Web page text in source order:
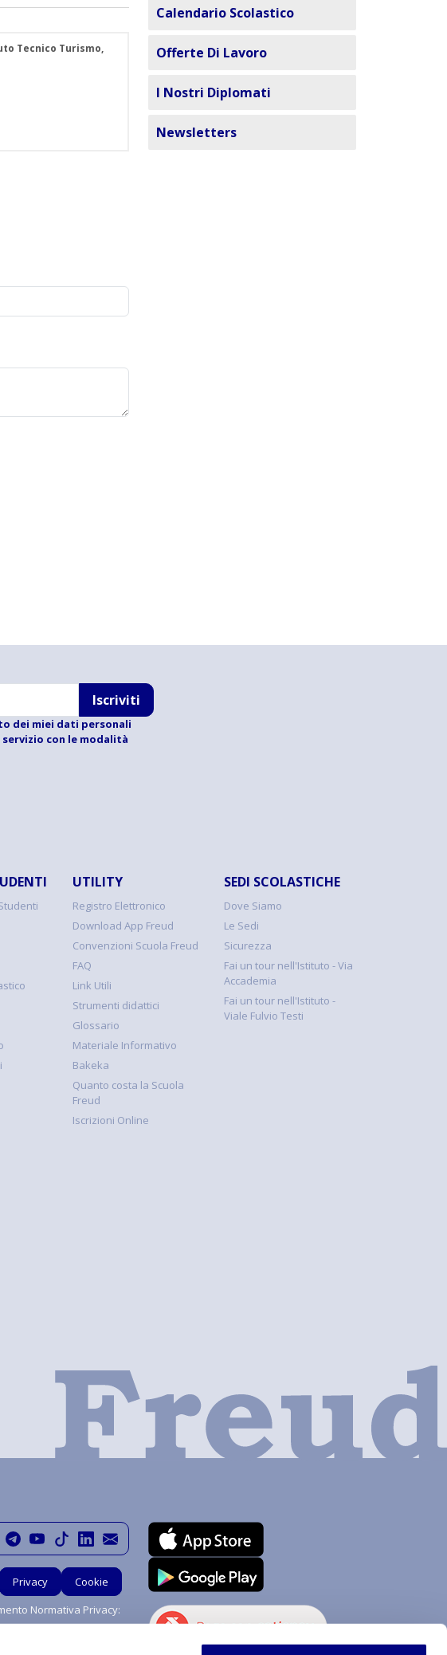
Tecnico Turismo,
Calendario Scolastico
Offerte Di Lavoro
I Nostri Diplomati
Newsletters
Iscriviti
dei miei dati personali
con le modalità
UTILITY
Registro Elettronico
Download App Freud
Convenzioni Scuola Freud
FAQ
Link Utili
Strumenti didattici
Glossario
Materiale Informativo
Bakeka
Quanto costa la Scuola
Freud
Iscrizioni Online
SEDI SCOLASTICHE
Dove Siamo
Le Sedi
Sicurezza
Fai un tour nell'Istituto - Via
Accademia
Fai un tour nell'Istituto -
Viale Fulvio Testi
Privacy
Cookie
Normativa Privacy: